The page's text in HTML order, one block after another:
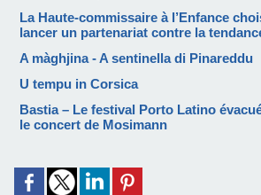
La Haute-commissaire à l’Enfance
lancer un partenariat contre la
A màghjina - A sentinella di Pinareddu
U tempu in Corsica
Bastia – Le festival Porto Latino
le concert de Mosimann